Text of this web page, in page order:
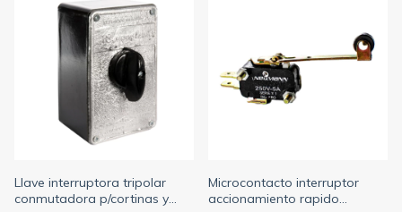
Llave interruptora tripolar
conmutadora p/cortinas y
Microcontacto interruptor
accionamiento rapido